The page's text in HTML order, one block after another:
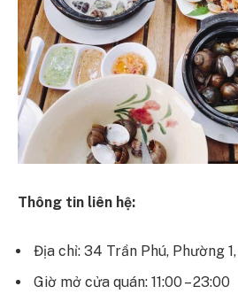
Thông tin liên hệ:
Địa chỉ: 34 Trần Phú, Phường
Giờ mở cửa quán: 11:00 – 23:00